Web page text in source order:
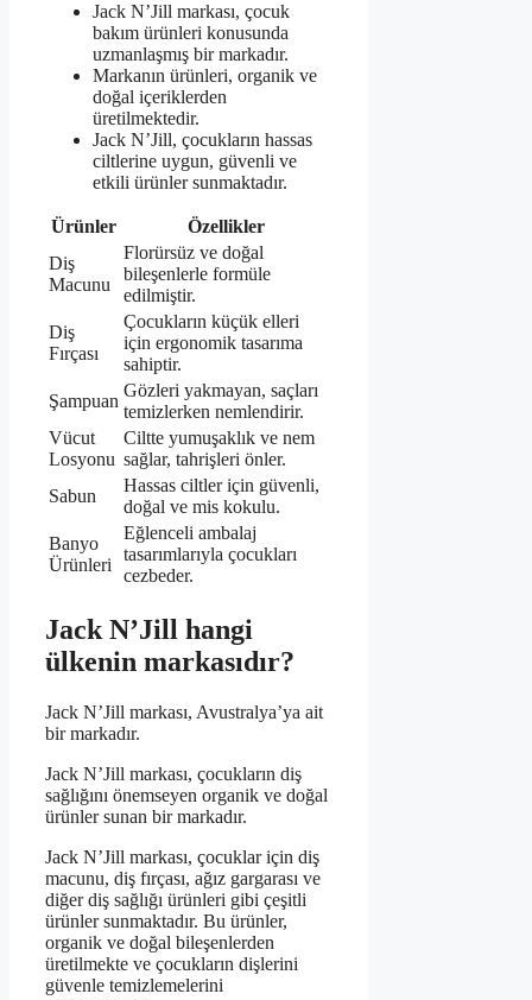
Jack N’Jill markası, çocuk
bakım ürünleri konusunda
uzmanlaşmış bir markadır.
Markanın ürünleri, organik ve
doğal içeriklerden
üretilmektedir.
Jack N’Jill, çocukların hassas
ciltlerine uygun, güvenli ve
etkili ürünler sunmaktadır.
Ürünler
Özellikler
Diş
Macunu
Florürsüz ve doğal
bileşenlerle formüle
edilmiştir.
Diş
Fırçası
Çocukların küçük elleri
için ergonomik tasarıma
sahiptir.
Şampuan
Gözleri yakmayan, saçları
temizlerken nemlendirir.
Vücut
Losyonu
Ciltte yumuşaklık ve nem
sağlar, tahrişleri önler.
Sabun
Hassas ciltler için güvenli,
doğal ve mis kokulu.
Banyo
Ürünleri
Eğlenceli ambalaj
tasarımlarıyla çocukları
cezbeder.
Jack N’Jill hangi
ülkenin markasıdır?
Jack N’Jill markası, Avustralya’ya ait
bir markadır.
Jack N’Jill markası, çocukların diş
sağlığını önemseyen organik ve doğal
ürünler sunan bir markadır.
Jack N’Jill markası, çocuklar için diş
macunu, diş fırçası, ağız gargarası ve
diğer diş sağlığı ürünleri gibi çeşitli
ürünler sunmaktadır. Bu ürünler,
organik ve doğal bileşenlerden
üretilmekte ve çocukların dişlerini
güvenle temizlemelerini